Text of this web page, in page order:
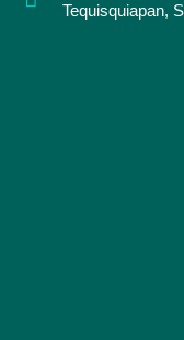
Tequisquiapan,